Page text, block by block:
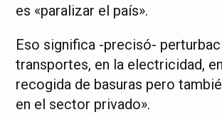
es «paralizar el país».
Eso significa -precisó-
transportes, en la electricidad,
recogida de basuras pero
en el sector privado».